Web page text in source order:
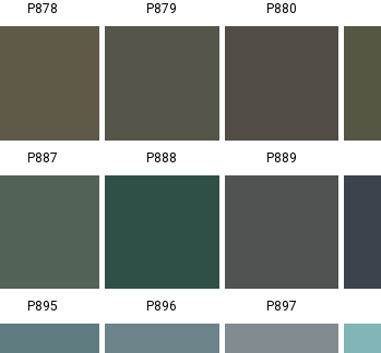
P878 P879 P880
P887 P888 P889
P895 P896 P897